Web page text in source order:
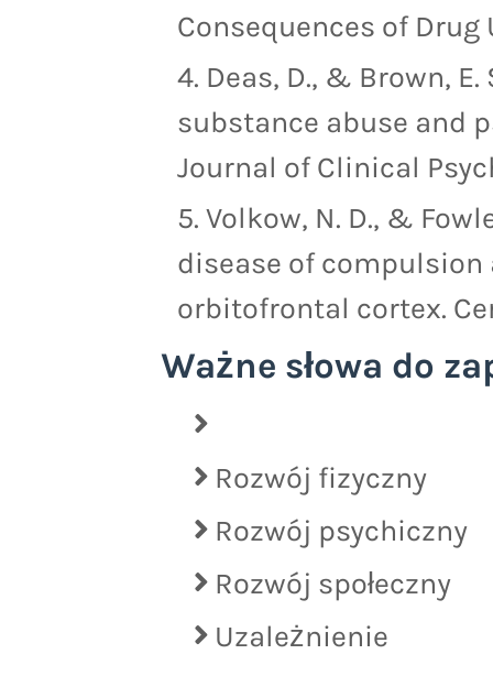
Consequences of Drug
Deas, D., & Brown,
substance abuse and
Journal of Clinical
Volkow, N. D., &
disease of
orbitofrontal cortex.
Ważne słowa do
Rozwój fizyczny
Rozwój psychiczny
Rozwój społeczny
Uzależnienie